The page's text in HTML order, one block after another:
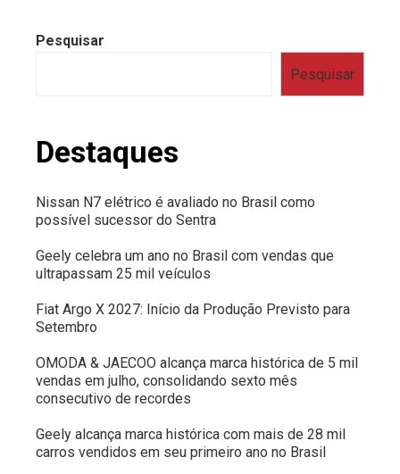
Pesquisar
Pesquisar
Destaques
Nissan N7 elétrico é avaliado no Brasil como
possível sucessor do Sentra
Geely celebra um ano no Brasil com vendas que
ultrapassam 25 mil veículos
Fiat Argo X 2027: Início da Produção Previsto para
Setembro
OMODA & JAECOO alcança marca histórica de 5 mil
vendas em julho, consolidando sexto mês
consecutivo de recordes
Geely alcança marca histórica com mais de 28 mil
carros vendidos em seu primeiro ano no Brasil